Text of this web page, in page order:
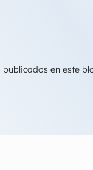
publicados en este